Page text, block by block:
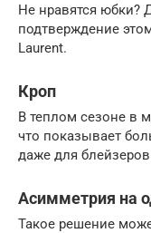
Не нравятся юбки?
подтверждение
Laurent.
Кроп
В теплом сезоне в
что показывает
даже для
Асимметрия на
Такое решение